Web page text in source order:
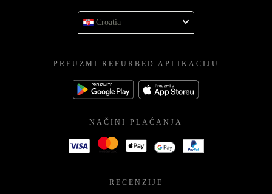
Croatia
PREUZMI REFURBED APLIKACIJU
NAČINI PLAĆANJA
RECENZIJE